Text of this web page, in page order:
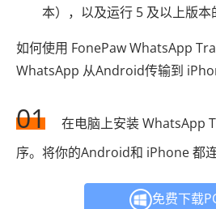
本），以及运行 5 及以上版本
如何使用 FonePaw WhatsApp
WhatsApp 从Android传输到
01
在电脑上安装 WhatsApp
序。将你的Android和 iPhone 都连
免费下载